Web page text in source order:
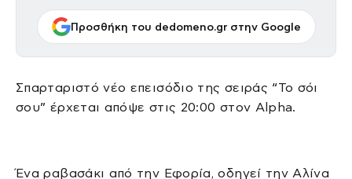
Προσθήκη του dedomeno.gr στην Google
Σπαρταριστό νέο επεισόδιο της σειράς “Το σόι
σου” έρχεται απόψε στις 20:00 στον Alpha.
Ένα ραβασάκι από την Εφορία, οδηγεί την Αλίνα